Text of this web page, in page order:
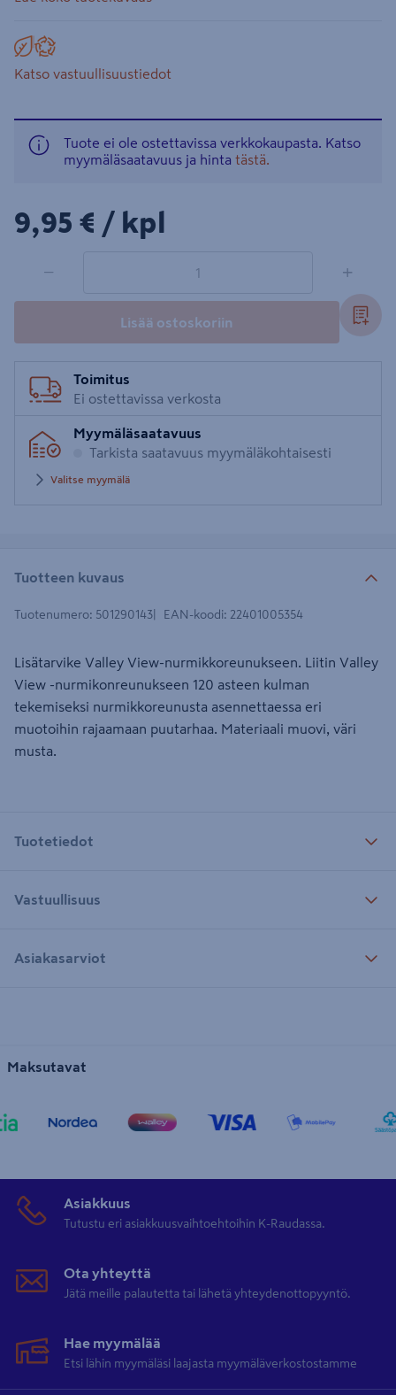
Katso vastuullisuustiedot
Tuote ei ole ostettavissa verkkokaupasta. Katso
myymäläsaatavuus ja hinta tästä.
9,95€/kpl
9,95 € / kpl
− +
Lisää ostoskoriin
Toimitus
Ei ostettavissa verkosta
Myymäläsaatavuus
Tarkista saatavuus myymäläkohtaisesti
Valitse myymälä
Tuotteen kuvaus
Tuotenumero: 501290143 EAN-koodi: 22401005354
Lisätarvike Valley View-nurmikkoreunukseen. Liitin Valley
View -nurmikonreunukseen 120 asteen kulman
tekemiseksi nurmikkoreunusta asennettaessa eri
muotoihin rajaamaan puutarhaa. Materiaali muovi, väri
musta.
Tuotetiedot
Vastuullisuus
Asiakasarviot
Maksutavat
Asiakkuus
Tutustu eri asiakkuusvaihtoehtoihin K-Raudassa.
Ota yhteyttä
Jätä meille palautetta tai lähetä yhteydenottopyyntö.
Hae myymälää
Etsi lähin myymäläsi laajasta myymäläverkostostamme